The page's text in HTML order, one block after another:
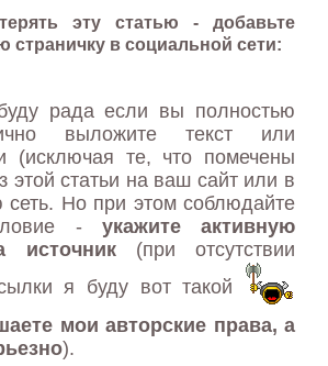
эту статью - добавьте
страничку в социальной сети:
рада если вы полностью
выложите текст или
(исключая те, что помечены
этой статьи на ваш сайт или в
сеть. Но при этом соблюдайте
- укажите активную
источник(при отсутствии
я буду вот такой
мои авторские права, а
).